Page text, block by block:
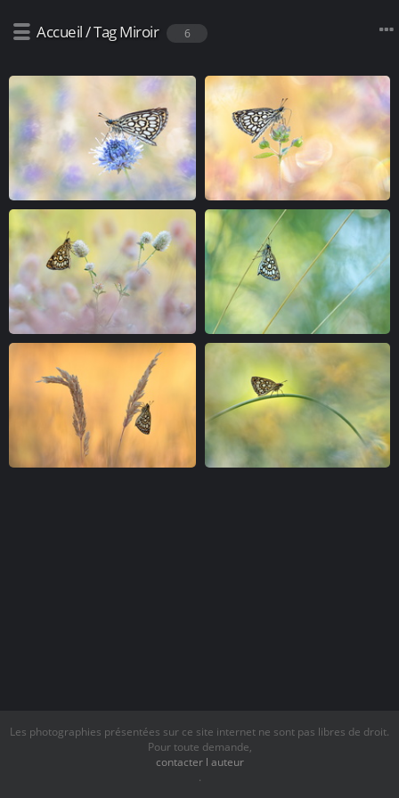
Accueil/TagMiroir 6
Les photographies présentées sur ce site internet ne sont pas libres de droit.
Pour toute demande,
contacter l auteur
.